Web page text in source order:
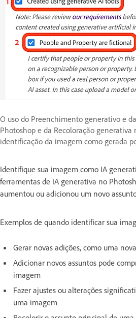
O uso do Preenchimento generativo e
Photoshop e da Recoloração generativa
identificação da imagem como gerada
Identifique sua imagem como IA
ferramentas de IA generativa no
aumentou ou adicionou um novo
Exemplos de quando identificar sua
Gerar novas adições, como uma
Adicionar novos assuntos pode
imagem
Fazer ajustes ou alterações
uma imagem